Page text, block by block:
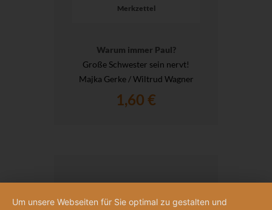
Merkzettel
Warum immer Paul?
Große Schwester sein nervt!
Majka Gerke / Wiltrud Wagner
1,60 €
Um unsere Webseiten für Sie optimal zu gestalten und